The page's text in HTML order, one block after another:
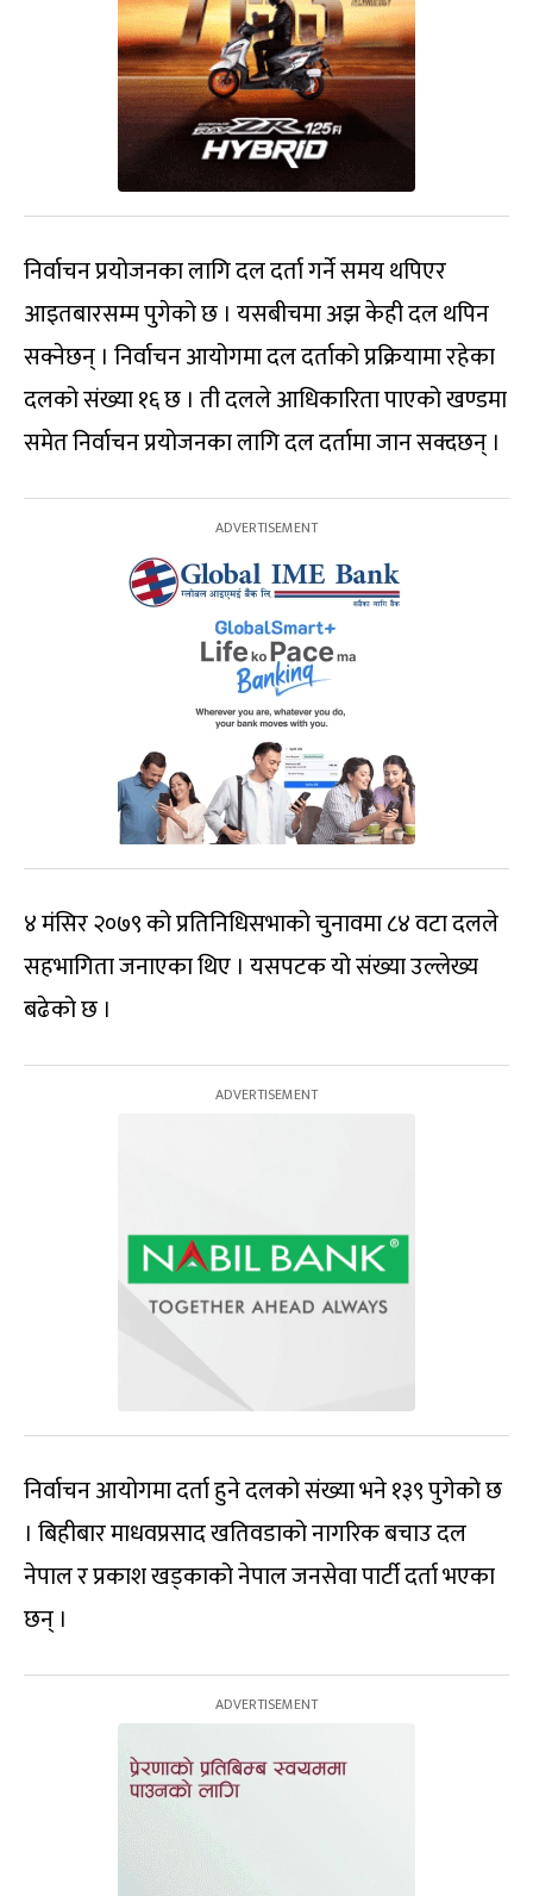
निर्वाचन प्रयोजनका लागि दल दर्ता गर्ने समय थपिएर
आइतबारसम्म पुगेको छ । यसबीचमा अझ केही दल थपिन
सक्नेछन् । निर्वाचन आयोगमा दल दर्ताको प्रक्रियामा रहेका
दलको संख्या १६ छ । ती दलले आधिकारिता पाएको खण्डमा
समेत निर्वाचन प्रयोजनका लागि दल दर्तामा जान सक्दछन् ।
४ मंसिर २०७९ को प्रतिनिधिसभाको चुनावमा ८४ वटा दलले
सहभागिता जनाएका थिए । यसपटक यो संख्या उल्लेख्य
बढेको छ ।
निर्वाचन आयोगमा दर्ता हुने दलको संख्या भने १३९ पुगेको छ
। बिहीबार माधवप्रसाद खतिवडाको नागरिक बचाउ दल
नेपाल र प्रकाश खड्काको नेपाल जनसेवा पार्टी दर्ता भएका
छन् ।